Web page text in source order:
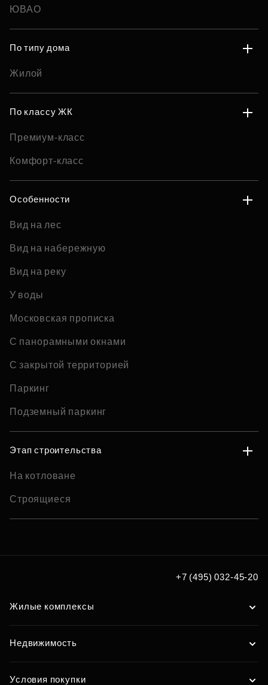
ЮВАО
По типу дома
Жилой
По классу ЖК
Премиум-класс
Комфорт-класс
Особенности
Вид на лес
Вид на набережную
Вид на реку
У воды
Московская прописка
С панорамными окнами
С закрытой территорией
Паркинг
Подземный паркинг
Этап строительства
На котловане
Строящиеся
+7 (495) 032-45-20
Жилые комплексы
Недвижимость
Условия покупки